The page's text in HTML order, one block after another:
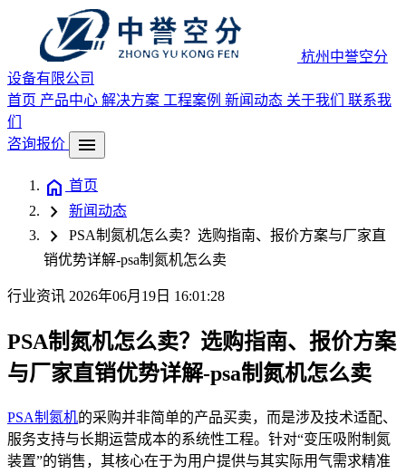
杭州中誉空分
设备有限公司
首页 产品中心 解决方案 工程案例 新闻动态 关于我们 联系我
们
咨询报价
menu
home 首页
chevron_right 新闻动态
chevron_right
PSA制氮机怎么卖？选购指南、报价方案与厂家直
销优势详解-psa制氮机怎么卖
行业资讯 2026年06月19日 16:01:28
PSA制氮机怎么卖？选购指南、报价方案
与厂家直销优势详解-psa制氮机怎么卖
PSA制氮机的采购并非简单的产品买卖，而是涉及技术适配、
服务支持与长期运营成本的系统性工程。针对“变压吸附制氮
装置”的销售，其核心在于为用户提供与其实际用气需求精准